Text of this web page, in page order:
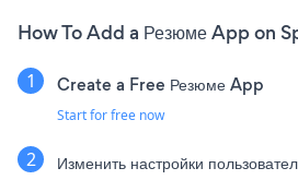
How To Add a Резюме App on
Create a Free Резюме App
Start for free now
Изменить настройки